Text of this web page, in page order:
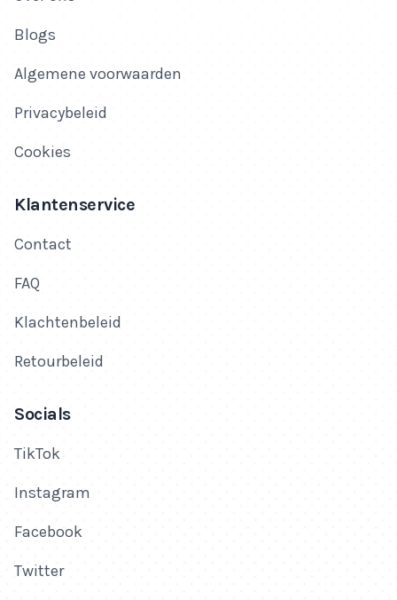
Blogs
Algemene voorwaarden
Privacybeleid
Cookies
Klantenservice
Contact
FAQ
Klachtenbeleid
Retourbeleid
Socials
TikTok
Instagram
Facebook
Twitter